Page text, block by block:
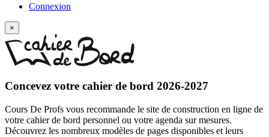
Connexion
×
Concevez votre cahier de bord 2026-2027
Cours De Profs vous recommande le site de construction en ligne de
votre cahier de bord personnel ou votre agenda sur mesures.
Découvrez les nombreux modèles de pages disponibles et leurs